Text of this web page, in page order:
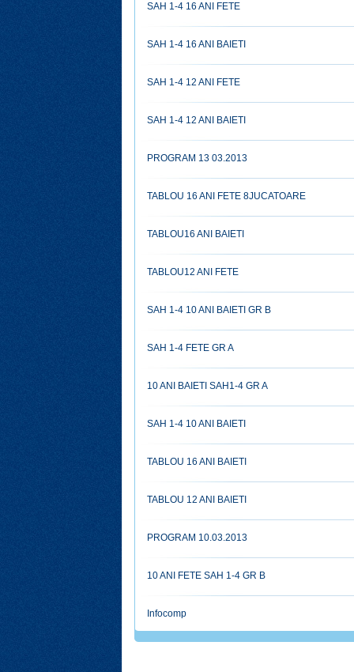
SAH 1-4 16 ANI FETE
SAH 1-4 16 ANI BAIETI
SAH 1-4 12 ANI FETE
SAH 1-4 12 ANI BAIETI
PROGRAM 13 03.2013
TABLOU 16 ANI FETE 8JUCATOARE
TABLOU16 ANI BAIETI
TABLOU12 ANI FETE
SAH 1-4 10 ANI BAIETI GR B
SAH 1-4 FETE GR A
10 ANI BAIETI SAH1-4 GR A
SAH 1-4 10 ANI BAIETI
TABLOU 16 ANI BAIETI
TABLOU 12 ANI BAIETI
PROGRAM 10.03.2013
10 ANI FETE SAH 1-4 GR B
Infocomp